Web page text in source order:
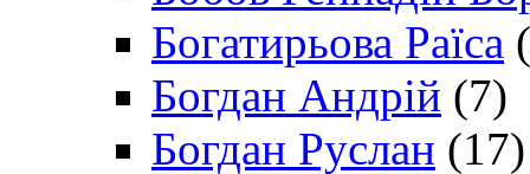
Богатирьова Раїса
Богдан Андрій (7)
Богдан Руслан (17)